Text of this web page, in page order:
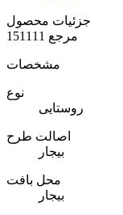
جزئیات محصول
مرجع 151111
مشخصات
نوع
روستایی
اصالت طرح
بیجار
محل بافت
بیجار